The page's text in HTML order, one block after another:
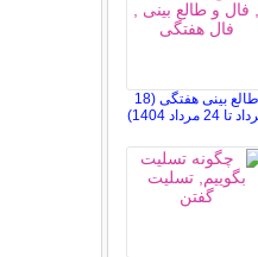
طالع بینی هفتگی (18
تا 24 مرداد 1404)